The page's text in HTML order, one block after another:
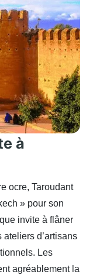
à
ocre, Taroudant
» pour son
invite à flâner
d’artisans
Les
agréablement la